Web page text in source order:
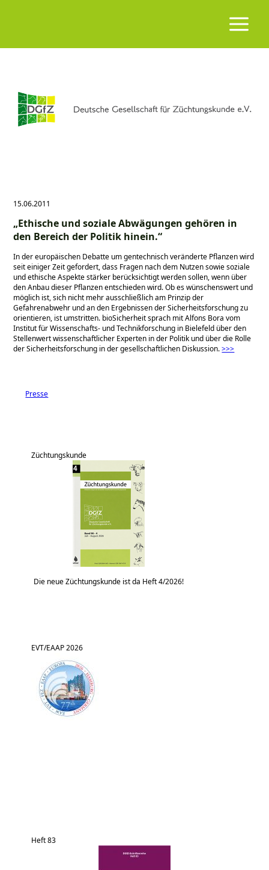
15.06.2011
„Ethische und soziale Abwägungen gehören in
den Bereich der Politik hinein.“
In der europäischen Debatte um gentechnisch veränderte Pflanzen wird
seit einiger Zeit gefordert, dass Fragen nach dem Nutzen sowie soziale
und ethische Aspekte stärker berücksichtigt werden sollen, wenn über
den Anbau dieser Pflanzen entschieden wird. Ob es wünschenswert und
möglich ist, sich nicht mehr ausschließlich am Prinzip der
Gefahrenabwehr und an den Ergebnissen der Sicherheitsforschung zu
orientieren, ist umstritten. bioSicherheit sprach mit Alfons Bora vom
Institut für Wissenschafts- und Technikforschung in Bielefeld über den
Stellenwert wissenschaftlicher Experten in der Politik und über die Rolle
der Sicherheitsforschung in der gesellschaftlichen Diskussion.>>>
Presse
Züchtungskunde
Die neue Züchtungskunde ist da Heft 4/2026!
EVT/EAAP 2026
Heft 83